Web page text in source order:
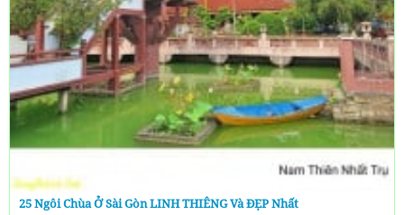
25 Ngôi Chùa Ở Sài Gòn LINH THIÊNG Và ĐẸP Nhất